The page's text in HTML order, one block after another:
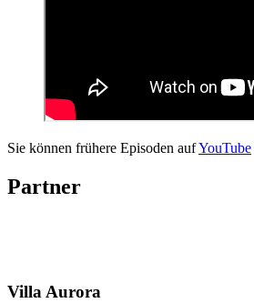
Sie können frühere Episoden aufYouTube
Partner
Villa Aurora